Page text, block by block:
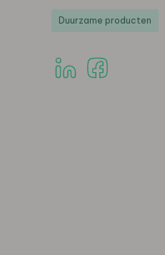
Duurzame producten